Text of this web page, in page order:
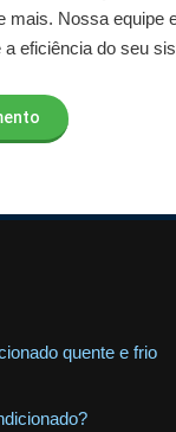
mais. Nossa equipe
eficiência do seu
quente e frio